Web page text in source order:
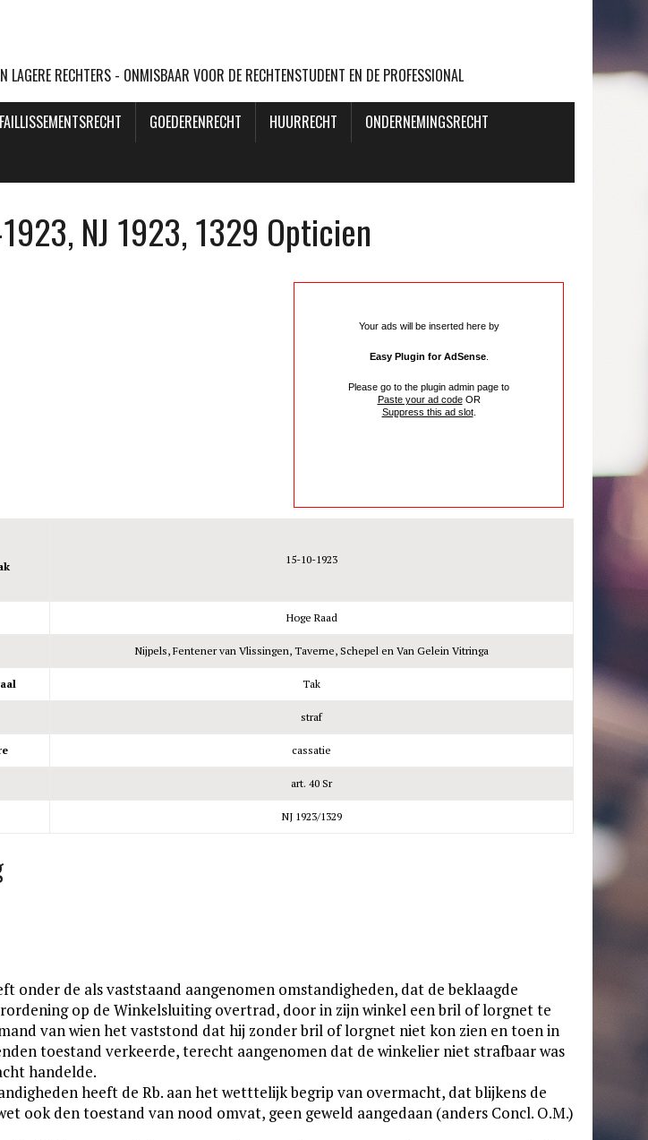
LAGERE RECHTERS - ONMISBAAR VOOR DE RECHTENSTUDENT EN DE PROFESSIONAL
FAILLISSEMENTSRECHT GOEDERENRECHT HUURRECHT
ONDERNEMINGSRECHT
NJ 1923, 1329 Opticien
Your ads will be inserted here by
Easy Plugin for AdSense.
Please go to the plugin admin page to
Paste your ad codeOR
Suppress this ad slot.
15-10-1923
Hoge Raad
Nijpels, Fentener van Vlissingen, Taverne, Schepel en Van Gelein Vitringa
Tak
straf
cassatie
art. 40 Sr
NJ 1923/1329
onder de als vaststaand aangenomen omstandigheden, dat de beklaagde
op de Winkelsluiting overtrad, door in zijn winkel een bril of lorgnet te
van wien het vaststond dat hij zonder bril of lorgnet niet kon zien en toen in
toestand verkeerde, terecht aangenomen dat de winkelier niet strafbaar was
handelde.
heeft de Rb. aan het wetttelijk begrip van overmacht, dat blijkens de
ook den toestand van nood omvat, geen geweld aangedaan (anders Concl. O.M.)